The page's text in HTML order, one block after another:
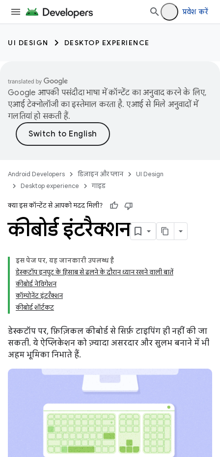
प्रवेश करें
UI DESIGN DESKTOP EXPERIENCE
Google आपकी पसंदीदा भाषा में कॉन्टेंट का अनुवाद करने के लिए,
एआई टेक्नोलॉजी का इस्तेमाल करता है. एआई से मिले अनुवादों में
गलतियां हो सकती हैं.
Android Developers डिज़ाइन और प्लान
UI Design
Desktop experience
गाइड
क्या इस कॉन्टेंट से आपको मदद मिली?
कीबोर्ड इंटरैक्शन
इस पेज पर, यह जानकारी उपलब्ध है
डेस्कटॉप इनपुट के हिसाब से ढलने के दौरान ध्यान रखने वाली बातें
कीबोर्ड नेविगेशन
कॉम्पोनेंट इंटरैक्शन
कीबोर्ड शॉर्टकट
डेस्कटॉप पर, फ़िज़िकल कीबोर्ड से सिर्फ़ टाइपिंग ही नहीं की जा
सकती. ये ऐप्लिकेशन को ज़्यादा असरदार और सुलभ बनाने में भी
अहम भूमिका निभाते हैं.